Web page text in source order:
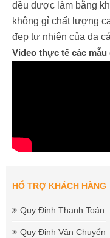
đều được làm bằng
không gỉ chất lượng
đẹp tự nhiên của da
Video thực tế các mẫu
HỔ TRỢ KHÁCH HÀNG
Quy Định Thanh Toán
Quy Định Vận Chuyển